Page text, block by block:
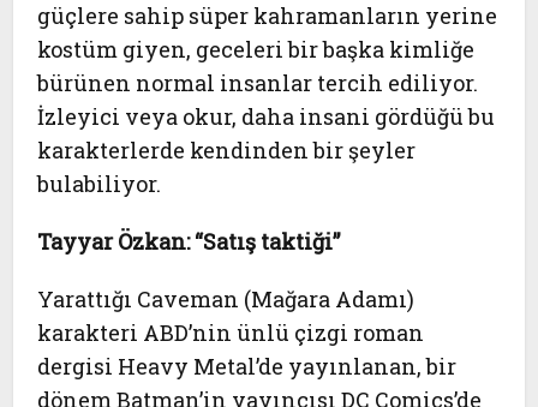
güçlere sahip süper kahramanların yerine
kostüm giyen, geceleri bir başka kimliğe
bürünen normal insanlar tercih ediliyor.
İzleyici veya okur, daha insani gördüğü bu
karakterlerde kendinden bir şeyler
bulabiliyor.
Tayyar Özkan: “Satış taktiği”
Yarattığı Caveman (Mağara Adamı)
karakteri ABD’nin ünlü çizgi roman
dergisi Heavy Metal’de yayınlanan, bir
dönem Batman’in yayıncısı DC Comics’de